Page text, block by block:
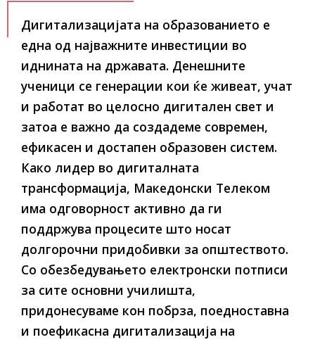
Дигитализацијата на образованието е
една од најважните инвестиции во
иднината на државата. Денешните
ученици се генерации кои ќе живеат, учат
и работат во целосно дигитален свет и
затоа е важно да создадеме современ,
ефикасен и достапен образовен систем.
Како лидер во дигиталната
трансформација, Македонски Телеком
има одговорност активно да ги
поддржува процесите што носат
долгорочни придобивки за општеството.
Со обезбедувањето електронски потписи
за сите основни училишта,
придонесуваме кон побрза, поедноставна
и поефикасна дигитализација на